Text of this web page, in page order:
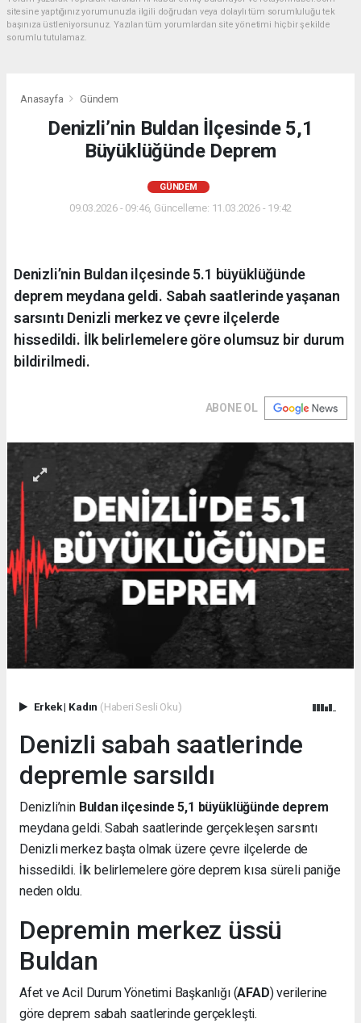
sitesine yaptığınız yorumunuzla ilgili doğrudan veya dolaylı tüm sorumluluğu tek
başınıza üstleniyorsunuz. Yazılan tüm yorumlardan site yönetimi hiçbir şekilde
sorumlu tutulamaz.
Anasayfa Gündem
Denizli’nin Buldan İlçesinde 5,1
Büyüklüğünde Deprem
GÜNDEM
09.03.2026 - 09:46, Güncelleme: 11.03.2026 - 19:42
Denizli’nin Buldan ilçesinde 5.1 büyüklüğünde
deprem meydana geldi. Sabah saatlerinde yaşanan
sarsıntı Denizli merkez ve çevre ilçelerde
hissedildi. İlk belirlemelere göre olumsuz bir durum
bildirilmedi.
ABONE OL
Erkek| Kadın (Haberi Sesli Oku)
Denizli sabah saatlerinde
depremle sarsıldı
Denizli’nin Buldan ilçesinde 5,1 büyüklüğünde deprem
meydana geldi. Sabah saatlerinde gerçekleşen sarsıntı
Denizli merkez başta olmak üzere çevre ilçelerde de
hissedildi. İlk belirlemelere göre deprem kısa süreli paniğe
neden oldu.
Depremin merkez üssü
Buldan
Afet ve Acil Durum Yönetimi Başkanlığı (AFAD) verilerine
göre deprem sabah saatlerinde gerçekleşti.